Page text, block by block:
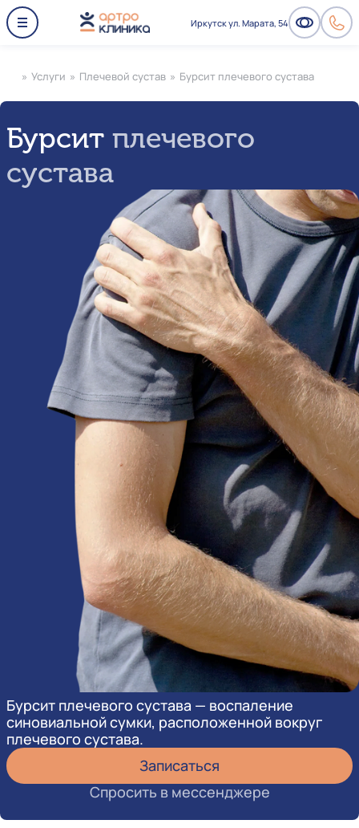
Иркутск ул. Марата, 54
» Услуги » Плечевой сустав » Бурсит плечевого сустава
Бурсит плечевого
сустава
Бурсит плечевого сустава — воспаление
синовиальной сумки, расположенной вокруг
плечевого сустава.
Записаться
Спросить в мессенджере